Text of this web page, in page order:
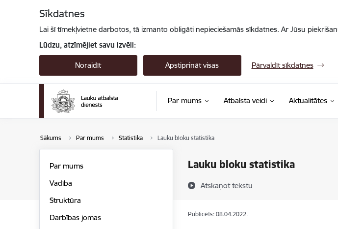
Sīkdatnes
Lai šī tīmekļvietne darbotos, tā izmanto obligāti nepieciešamās sīkdatnes. Ar Jūsu
Lūdzu, atzīmējiet savu izvēli:
Noraidīt Apstiprināt visas Pārvaldīt sīkdatnes
Par mums Atbalsta veidi Aktualitātes
Sākums Par mums Statistika Lauku bloku statistika
Lauku bloku statistika
Atskaņot tekstu
Par mums
Vadība
Struktūra
Darbības jomas
Publicēts: 08.04.2022.